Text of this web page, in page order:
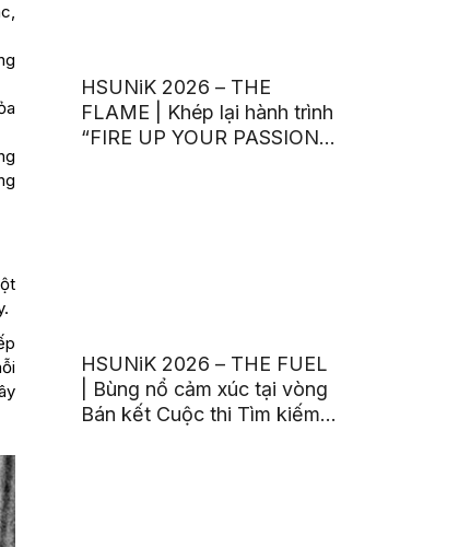
HSUNiK 2026 – THE
FLAME | Khép lại hành trình
“FIRE UP YOUR PASSION”
HSUNiK 2026 – THE FUEL
| Bùng nổ cảm xúc tại vòng
Bán kết Cuộc thi Tìm kiếm